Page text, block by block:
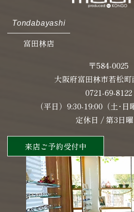
Tondabayashi
富田林店
〒584-0025
大阪府富田林市若松町
0721-69-8122
（平日）9:30-19:00（土･
定休日 / 第3日
来店ご予約受付中